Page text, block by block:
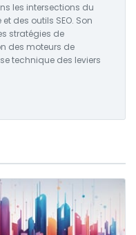
les intersections du
des outils SEO. Son
stratégies de
des moteurs de
technique des leviers